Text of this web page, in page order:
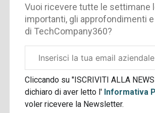
Vuoi ricevere tutte le settimane
importanti, gli approfondimenti
di TechCompany360?
aziendale
Cliccando su "ISCRIVITI ALLA
dichiaro di aver letto l' Informativa
voler ricevere la Newsletter.